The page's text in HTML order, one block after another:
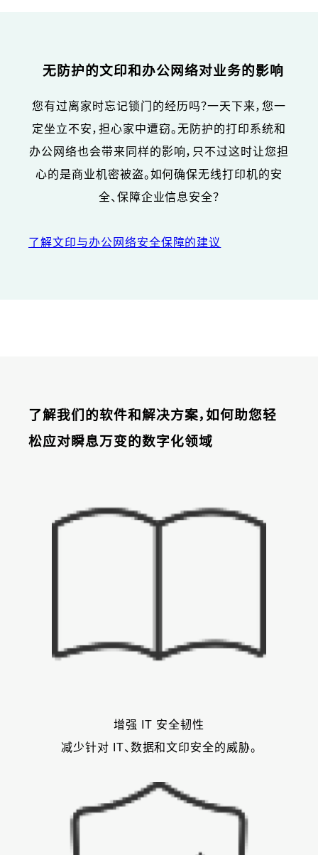
无防护的文印和办公网络对业务的影响
您有过离家时忘记锁门的经历吗？一天下来，您一
定坐立不安，担心家中遭窃。无防护的打印系统和
办公网络也会带来同样的影响，只不过这时让您担
心的是商业机密被盗。如何确保无线打印机的安
全、保障企业信息安全？
了解文印与办公网络安全保障的建议
了解我们的软件和解决方案，如何助您轻
松应对瞬息万变的数字化领域
增强 IT 安全韧性
减少针对 IT、数据和文印安全的威胁。